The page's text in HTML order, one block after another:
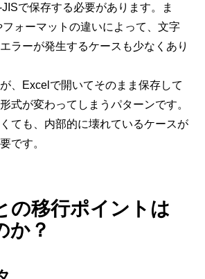
で保存する必要があります。ま
ォーマットの違いによって、文字
ラーが発生するケースも少なくあり
、Excelで開いてそのまま保存して
式が変わってしまうパターンです。
ても、内部的に壊れているケースが
です。
の移行ポイントは
か？